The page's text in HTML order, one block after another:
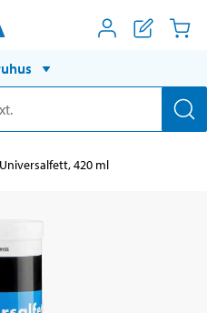
Universalfett, 420 ml